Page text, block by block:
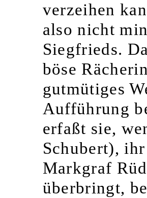
verzeihen
also nicht
Siegfrieds.
böse
gutmütiges
Aufführung
erfaßt sie,
Schubert),
Markgraf
überbringt,